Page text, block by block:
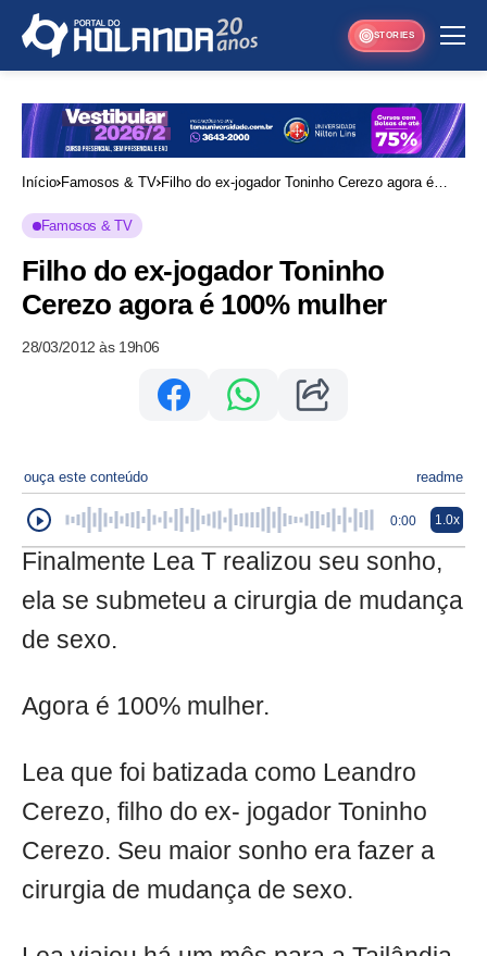
STORIES
Início Famosos & TV Filho do ex-jogador Toninho Cerezo agora é
Famosos & TV
Filho do ex-jogador Toninho
Cerezo agora é 100% mulher
28/03/2012 às 19h06
ouça este conteúdo readme
0:00 1.0x
Finalmente Lea T realizou seu sonho,
ela se submeteu a cirurgia de mudança
de sexo.
Agora é 100% mulher.
Lea que foi batizada como Leandro
Cerezo, filho do ex- jogador Toninho
Cerezo. Seu maior sonho era fazer a
cirurgia de mudança de sexo.